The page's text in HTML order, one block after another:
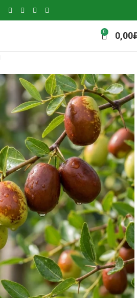
0 0,00